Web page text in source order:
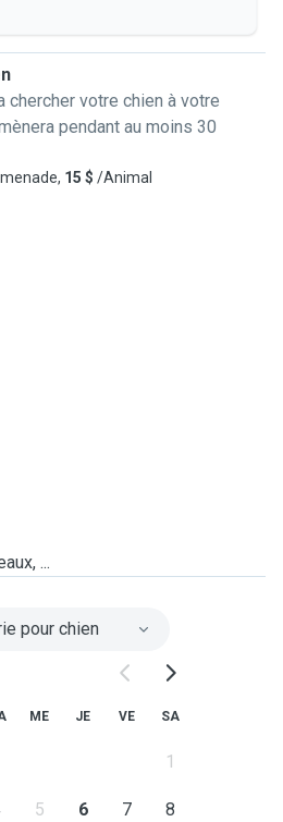
chercher votre chien à votre
pendant au moins 30
15 $ /Animal
...
pour chien
ME JE VE SA
1
5 6 7 8